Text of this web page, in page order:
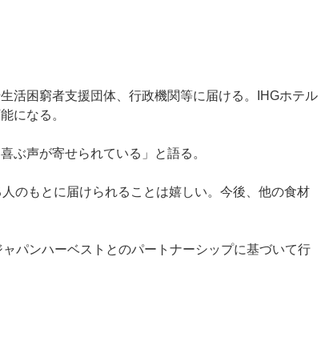
活困窮者支援団体、行政機関等に届ける。IHGホテル
になる。
ぶ声が寄せられている」と語る。
のもとに届けられることは嬉しい。今後、他の食材
パンハーベストとのパートナーシップに基づいて行